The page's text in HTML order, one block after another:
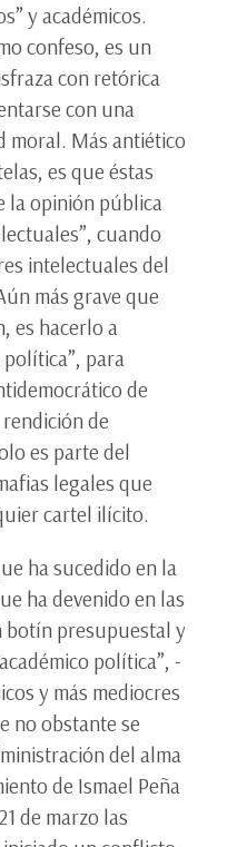
y académicos.
confeso, es un
con retórica
con una
moral. Más antiético
es que éstas
la opinión pública
cuando
intelectuales del
más grave que
es hacerlo a
para
de
de
es parte del
legales que
cartel ilícito.
ha sucedido en la
ha devenido en las
botín presupuestal y
política”, -
y más mediocres
no obstante se
del alma
de Ismael Peña
de marzo las